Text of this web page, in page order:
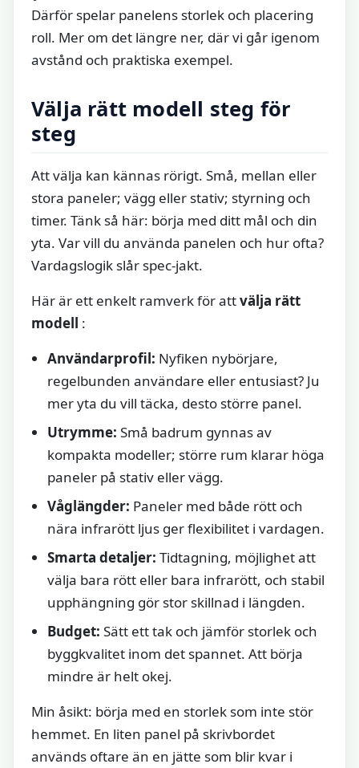
Därför spelar panelens storlek och placering
roll. Mer om det längre ner, där vi går igenom
avstånd och praktiska exempel.
Välja rätt modell steg för
steg
Att välja kan kännas rörigt. Små, mellan eller
stora paneler; vägg eller stativ; styrning och
timer. Tänk så här: börja med ditt mål och din
yta. Var vill du använda panelen och hur ofta?
Vardagslogik slår spec-jakt.
Här är ett enkelt ramverk för attvälja rätt
modell :
Användarprofil: Nyfiken nybörjare,
regelbunden användare eller entusiast? Ju
mer yta du vill täcka, desto större panel.
Utrymme: Små badrum gynnas av
kompakta modeller; större rum klarar höga
paneler på stativ eller vägg.
Våglängder: Paneler med både rött och
nära infrarött ljus ger flexibilitet i vardagen.
Smarta detaljer: Tidtagning, möjlighet att
välja bara rött eller bara infrarött, och stabil
upphängning gör stor skillnad i längden.
Budget: Sätt ett tak och jämför storlek och
byggkvalitet inom det spannet. Att börja
mindre är helt okej.
Min åsikt: börja med en storlek som inte stör
hemmet. En liten panel på skrivbordet
används oftare än en jätte som blir kvar i